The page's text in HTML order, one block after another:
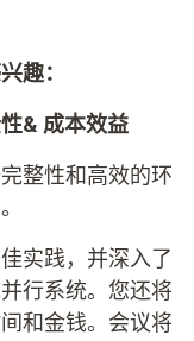
趣：
& 成本效益
整性和高效的环
实践，并深入了
行系统。您还将
和金钱。会议将